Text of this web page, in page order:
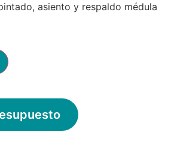
asiento y respaldo médula